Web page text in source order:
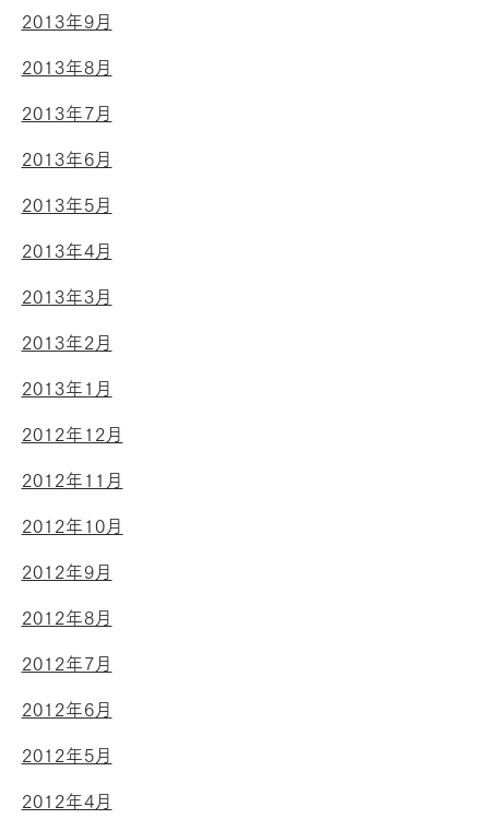
2013年9月
2013年8月
2013年7月
2013年6月
2013年5月
2013年4月
2013年3月
2013年2月
2013年1月
2012年12月
2012年11月
2012年10月
2012年9月
2012年8月
2012年7月
2012年6月
2012年5月
2012年4月